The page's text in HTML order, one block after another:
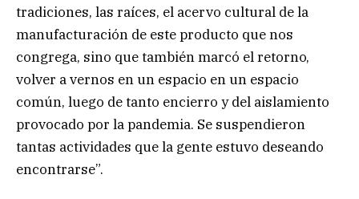
tradiciones, las raíces, el acervo cultural de la
manufacturación de este producto que nos
congrega, sino que también marcó el retorno,
volver a vernos en un espacio en un espacio
común, luego de tanto encierro y del aislamiento
provocado por la pandemia. Se suspendieron
tantas actividades que la gente estuvo deseando
encontrarse”.